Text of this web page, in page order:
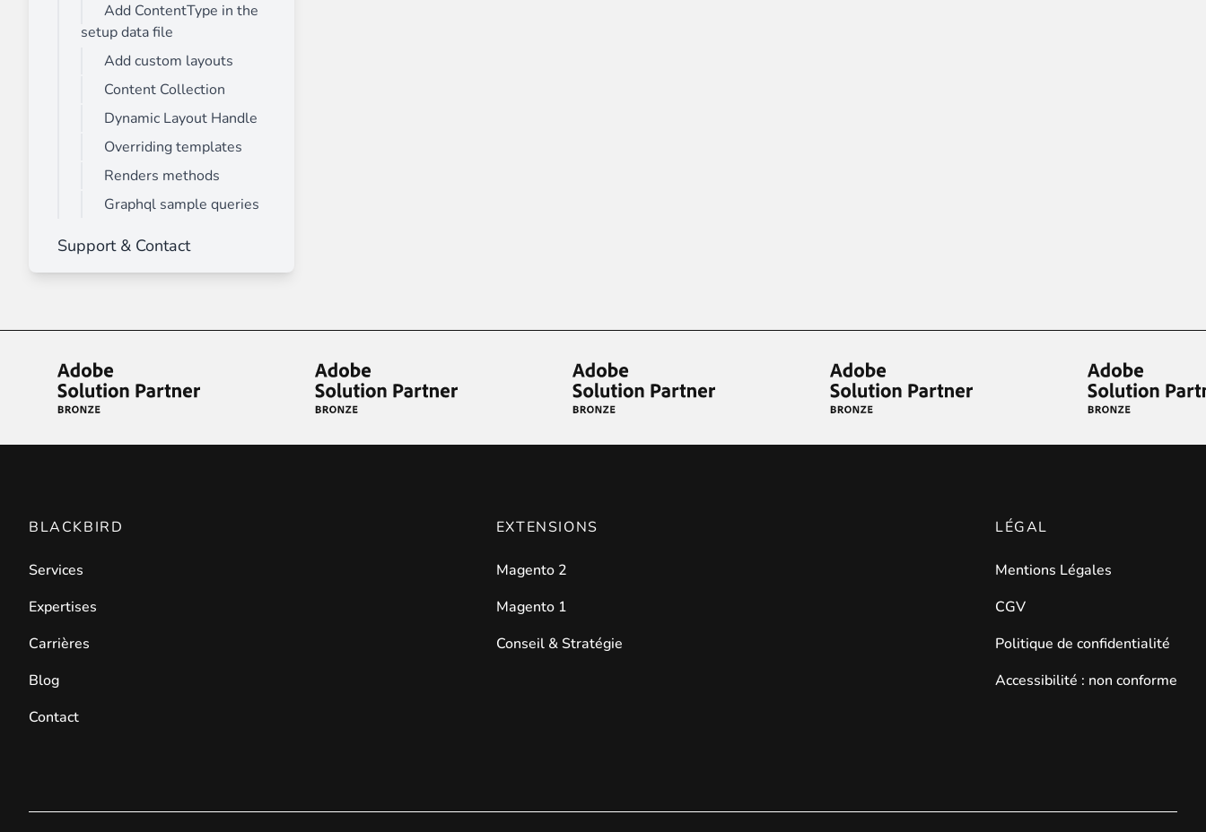
Add ContentType in the
setup data file
Add custom layouts
Content Collection
Dynamic Layout Handle
Overriding templates
Renders methods
Graphql sample queries
Support & Contact
BLACKBIRD
Services
Expertises
Carrières
Blog
Contact
EXTENSIONS
Magento 2
Magento 1
Conseil & Stratégie
LÉGAL
Mentions Légales
CGV
Politique de confidentialité
Accessibilité : non conforme